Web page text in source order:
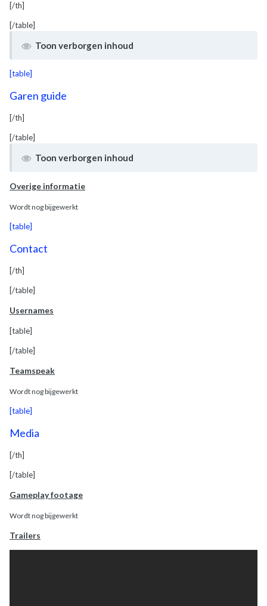
[/th]
[/table]
Toon verborgen inhoud
[table]
Garen guide
[/th]
[/table]
Toon verborgen inhoud
Overige informatie
Wordt nog bijgewerkt
[table]
Contact
[/th]
[/table]
Usernames
[table]
[/table]
Teamspeak
Wordt nog bijgewerkt
[table]
Media
[/th]
[/table]
Gameplay footage
Wordt nog bijgewerkt
Trailers